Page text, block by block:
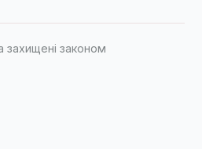
захищені законом